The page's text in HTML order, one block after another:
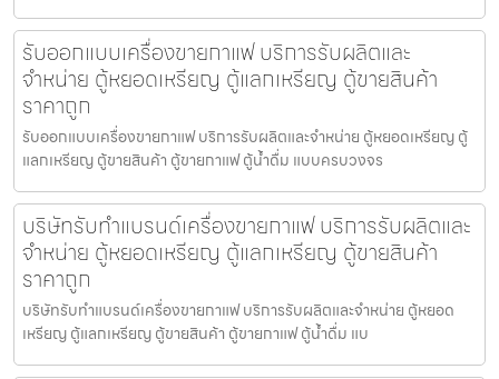
รับออกแบบเครื่องขายกาแฟ บริการรับผลิตและ
จำหน่าย ตู้หยอดเหรียญ ตู้แลกเหรียญ ตู้ขายสินค้า
ราคาถูก
รับออกแบบเครื่องขายกาแฟ บริการรับผลิตและจำหน่าย ตู้หยอดเหรียญ ตู้
แลกเหรียญ ตู้ขายสินค้า ตู้ขายกาแฟ ตู้น้ำดื่ม แบบครบวงจร
บริษัทรับทำแบรนด์เครื่องขายกาแฟ บริการรับผลิตและ
จำหน่าย ตู้หยอดเหรียญ ตู้แลกเหรียญ ตู้ขายสินค้า
ราคาถูก
บริษัทรับทำแบรนด์เครื่องขายกาแฟ บริการรับผลิตและจำหน่าย ตู้หยอด
เหรียญ ตู้แลกเหรียญ ตู้ขายสินค้า ตู้ขายกาแฟ ตู้น้ำดื่ม แบ